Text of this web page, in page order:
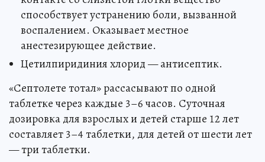
способствует устранению боли, вызванной
воспалением. Оказывает местное
анестезирующее действие.
Цетилпиридиния хлорид — антисептик.
«Септолете тотал» рассасывают по одной
таблетке через каждые 3–6 часов. Суточная
дозировка для взрослых и детей старше 12 лет
составляет 3–4 таблетки, для детей от шести лет
— три таблетки.